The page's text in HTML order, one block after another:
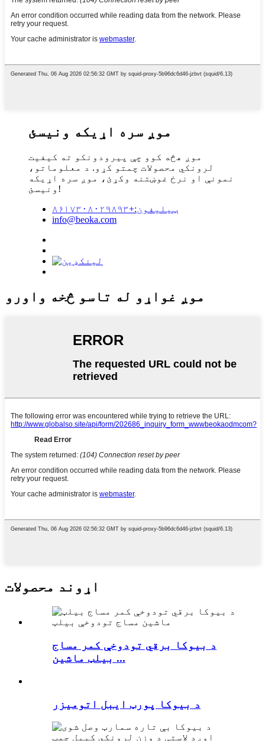
موږ سره اړیکه ونیسئ
موږ هڅه کوو چې پیرودونکو ته کیفیت
لرونکي محصولات چمتو کړو. د معلوماتو،
نمونې او نرخ غوښتنه وکړئ، موږ سره اړیکه
ونیسئ!
ټیلیفون:+۸۶۱۷۳۰۸۰۲۹۸۹۳
info@beoka.com
موږ غواړو له تاسو څخه واورو
اړوند محصولات
د بیوکا برقي تودوخې کمر مساج
بیلټ ماشین ...
د بیوکا پورټ ایبل اتومیزر